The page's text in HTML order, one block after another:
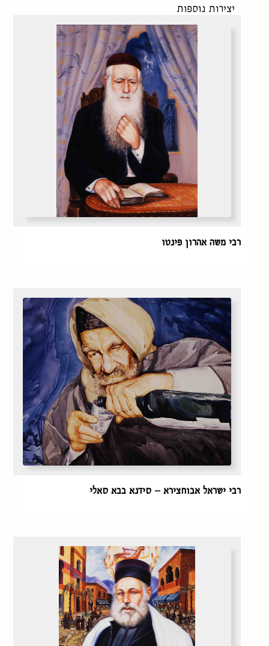
יצירות נוספות
רבי משה אהרון פינטו
רבי ישראל אבוחצירא – סידנא בבא סאלי